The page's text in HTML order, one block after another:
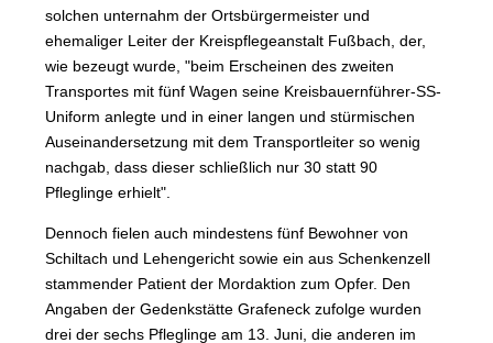
solchen unternahm der Ortsbürgermeister und
ehemaliger Leiter der Kreispflegeanstalt Fußbach, der,
wie bezeugt wurde, "beim Erscheinen des zweiten
Transportes mit fünf Wagen seine Kreisbauernführer-SS-
Uniform anlegte und in einer langen und stürmischen
Auseinandersetzung mit dem Transportleiter so wenig
nachgab, dass dieser schließlich nur 30 statt 90
Pfleglinge erhielt".
Dennoch fielen auch mindestens fünf Bewohner von
Schiltach und Lehengericht sowie ein aus Schenkenzell
stammender Patient der Mordaktion zum Opfer. Den
Angaben der Gedenkstätte Grafeneck zufolge wurden
drei der sechs Pfleglinge am 13. Juni, die anderen im